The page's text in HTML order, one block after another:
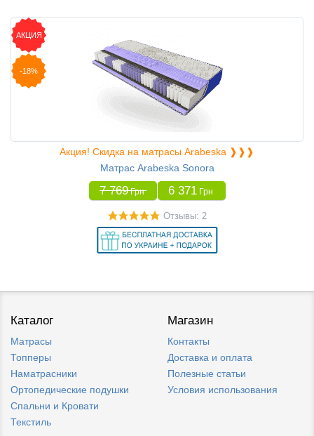
АКЦИЯ
-18%
Акция! Скидка на матрасы Arabeska ❱❱❱
Матрас Arabeska Sonora
7 769 Грн 6 371 Грн
Отзывы: 2
Каталог
Матрасы
Топперы
Наматрасники
Ортопедические подушки
Спальни и Кровати
Текстиль
Магазин
Контакты
Доставка и оплата
Полезные статьи
Условия использования